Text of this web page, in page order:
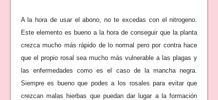
A la hora de usar el abono, no te excedas con el nitrogeno.
Este elemento es bueno a la hora de conseguir que la planta
crezca mucho más rápido de lo normal pero por contra hace
que el propio rosal sea mucho más vulnerable a las plagas y
las enfermedades como es el caso de la mancha negra.
Siempre es bueno que podes a los rosales para evitar que
crezcan malas hierbas que puedan dar lugar a la formación